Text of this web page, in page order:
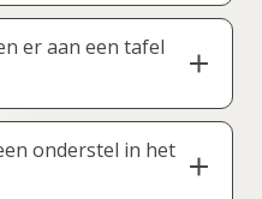
nemen
met
wat meer
op 7-10 cm uit de
vindt ter plaatse
nauwkeurig kan
wensen en de
tafel.
er aan een tafel
van de positie en
Hieronder een
op een tafel van
onderstel in het